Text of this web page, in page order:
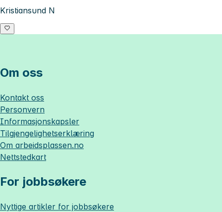
Kristiansund N
Om oss
Kontakt oss
Personvern
Informasjonskapsler
Tilgjengelighetserklæring
Om arbeidsplassen.no
Nettstedkart
For jobbsøkere
Nyttige artikler for jobbsøkere